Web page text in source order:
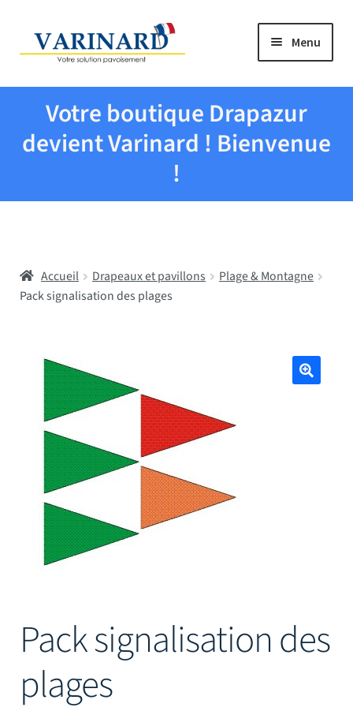
Aller à la navigation
Aller au contenu Menu
Tous les produits
Drapeaux et pavillons
Écoles
Mâts
Votre boutique Drapazur
devient Varinard ! Bienvenue
!
Accueil Drapeaux et pavillons
Plage & Montagne
Pack signalisation des plages
Pack signalisation des
plages